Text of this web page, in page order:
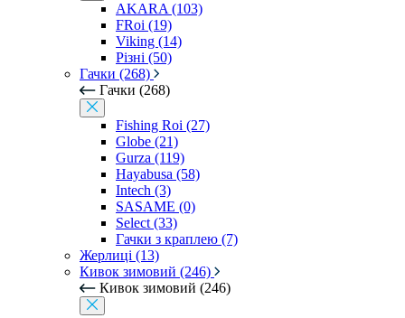
AKARA (103)
FRoi (19)
Viking (14)
Різні (50)
Гачки (268)
Гачки (268)
Fishing Roi (27)
Globe (21)
Gurza (119)
Hayabusa (58)
Intech (3)
SASAME (0)
Select (33)
Гачки з краплею (7)
Жерлиці (13)
Кивок зимовий (246)
Кивок зимовий (246)